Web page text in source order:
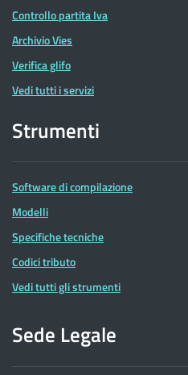
Controllo partita Iva
Archivio Vies
Verifica glifo
Vedi tutti i servizi
Strumenti
Software di compilazione
Modelli
Specifiche tecniche
Codici tributo
Vedi tutti gli strumenti
Sede Legale